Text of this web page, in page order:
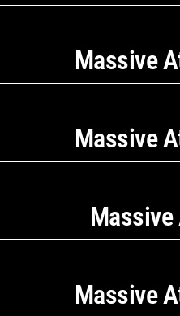
Massive
Massive
Massive
Massive